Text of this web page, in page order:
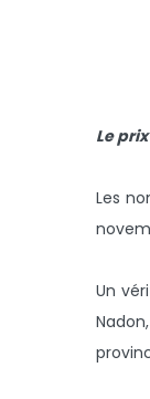
Le
Les
Un